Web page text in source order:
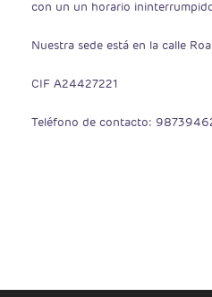
con un un horario
Nuestra sede está en la calle
CIF A24427221
Teléfono de contacto: